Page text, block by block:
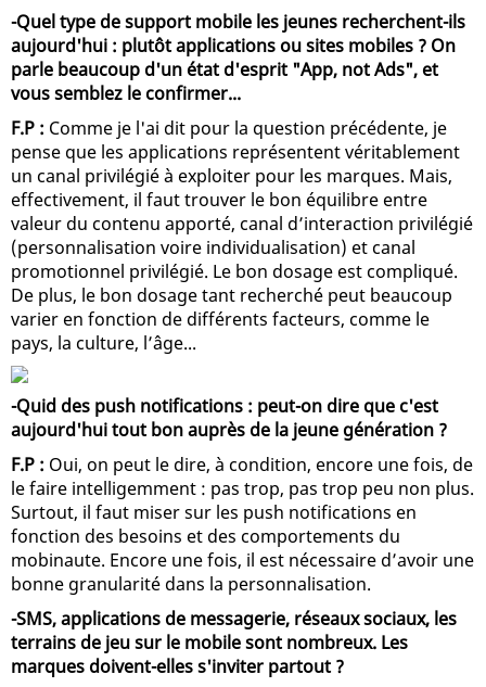
-Quel type de support mobile les jeunes recherchent-ils
aujourd'hui : plutôt applications ou sites mobiles ? On
parle beaucoup d'un état d'esprit "App, not Ads", et
vous semblez le confirmer...
F.P : Comme je l'ai dit pour la question précédente, je
pense que les applications représentent véritablement
un canal privilégié à exploiter pour les marques. Mais,
effectivement, il faut trouver le bon équilibre entre
valeur du contenu apporté, canal d’interaction privilégié
(personnalisation voire individualisation) et canal
promotionnel privilégié. Le bon dosage est compliqué.
De plus, le bon dosage tant recherché peut beaucoup
varier en fonction de différents facteurs, comme le
pays, la culture, l’âge...
-Quid des push notifications : peut-on dire que c'est
aujourd'hui tout bon auprès de la jeune génération ?
F.P : Oui, on peut le dire, à condition, encore une fois, de
le faire intelligemment : pas trop, pas trop peu non plus.
Surtout, il faut miser sur les push notifications en
fonction des besoins et des comportements du
mobinaute. Encore une fois, il est nécessaire d’avoir une
bonne granularité dans la personnalisation.
-SMS, applications de messagerie, réseaux sociaux, les
terrains de jeu sur le mobile sont nombreux. Les
marques doivent-elles s'inviter partout ?